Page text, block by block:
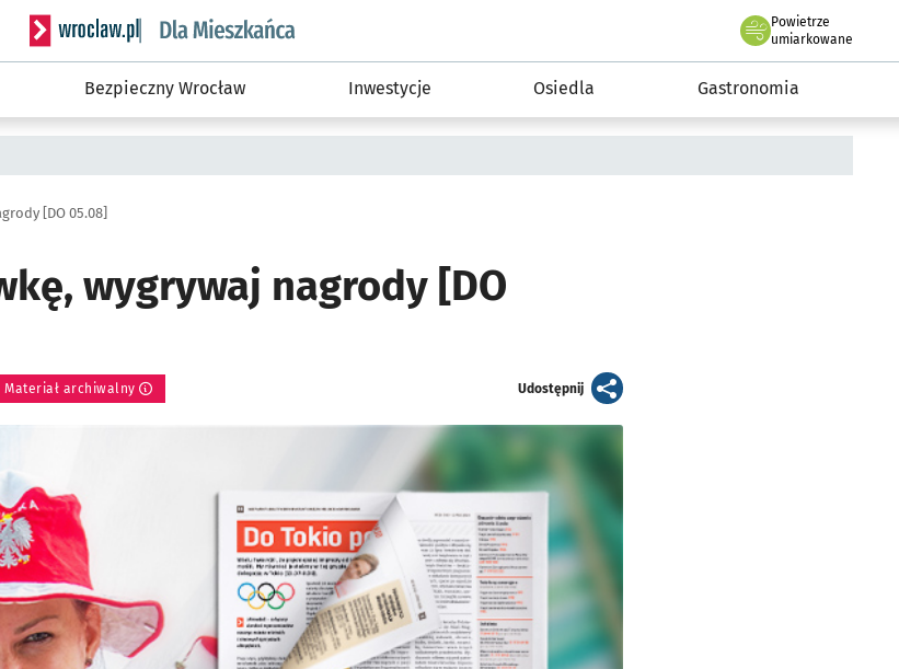
Serwis informacyjny wroclaw.pl podserwis: Dla mieszkańca
Powietrze
we Wrocławiu
umiarkowane
Bezpieczny Wrocław Inwestycje Osiedla Gastronomia
[DO 05.08]
wygrywaj nagrody [DO
Materiał archiwalny Udostępnijartykuł